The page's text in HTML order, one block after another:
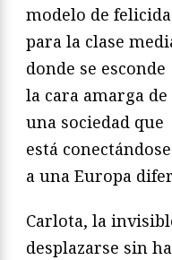
modelo de
para la clase
donde se esconde
la cara amarga de
una sociedad que
está conectándose
a una Europa
Carlota, la
desplazarse sin